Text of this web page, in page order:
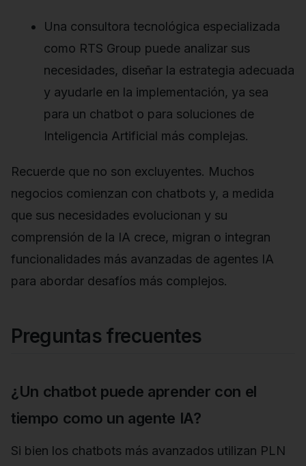
Una consultora tecnológica especializada
como RTS Group puede analizar sus
necesidades, diseñar la estrategia adecuada
y ayudarle en la implementación, ya sea
para un chatbot o para soluciones de
Inteligencia Artificial más complejas.
Recuerde que no son excluyentes. Muchos
negocios comienzan con chatbots y, a medida
que sus necesidades evolucionan y su
comprensión de la IA crece, migran o integran
funcionalidades más avanzadas de agentes IA
para abordar desafíos más complejos.
Preguntas frecuentes
¿Un chatbot puede aprender con el
tiempo como un agente IA?
Si bien los chatbots más avanzados utilizan PLN